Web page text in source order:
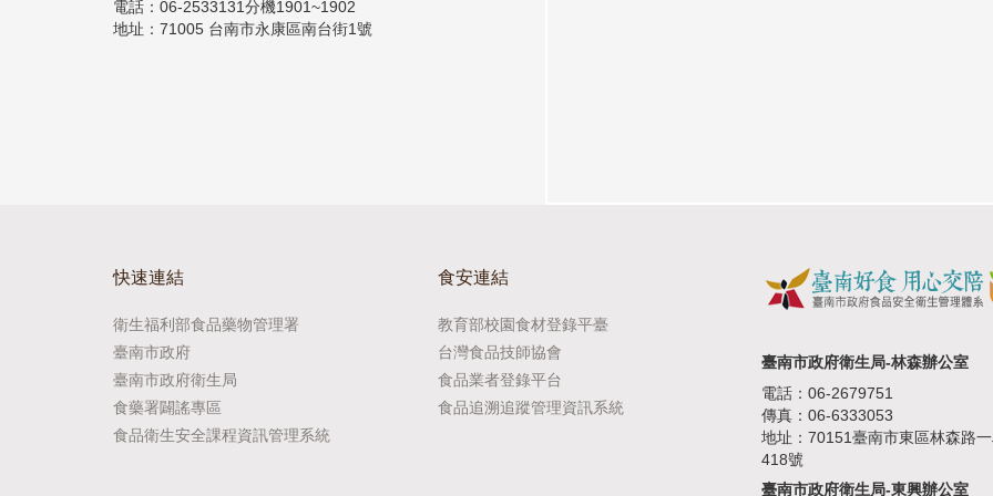
電話：06-2533131分機1901~1902
地址：71005 台南市永康區南台街1號
快速連結
衛生福利部食品藥物管理署
臺南市政府
臺南市政府衛生局
食藥署闢謠專區
食品衛生安全課程資訊管理系統
食安連結
教育部校園食材登錄平臺
台灣食品技師協會
食品業者登錄平台
食品追溯追蹤管理資訊系統
臺南市政府衛生局-林森辦公室
電話：06-2679751
傳真：06-6333053
地址：70151臺南市東區林森路
418號
臺南市政府衛生局-東興辦公室